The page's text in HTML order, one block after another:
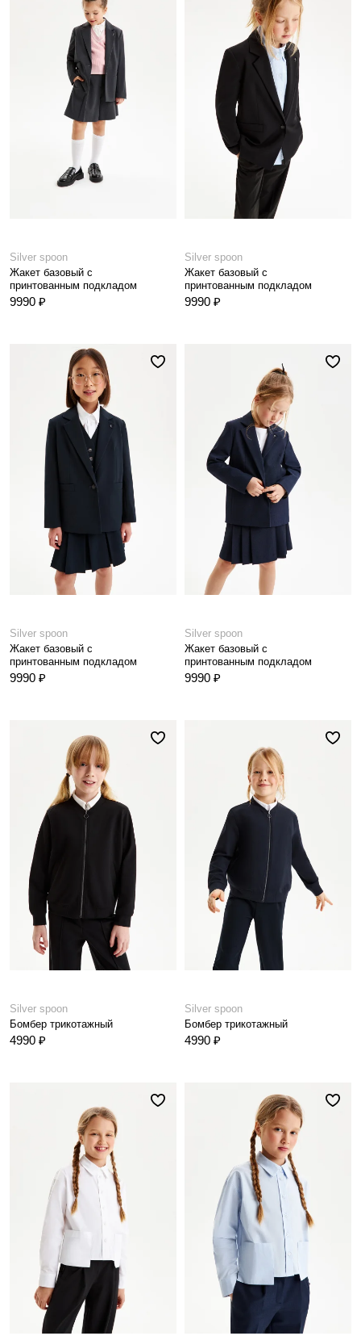
Silver spoon
Жакет базовый с
принтованным подкладом
9990 ₽
Silver spoon
Жакет базовый с
принтованным подкладом
9990 ₽
Silver spoon
Жакет базовый с
принтованным подкладом
9990 ₽
Silver spoon
Жакет базовый с
принтованным подкладом
9990 ₽
Silver spoon
Бомбер трикотажный
4990 ₽
Silver spoon
Бомбер трикотажный
4990 ₽